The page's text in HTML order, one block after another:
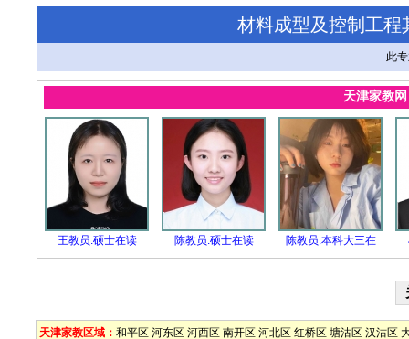
材料成型及控制工程
此
天津家教
王教员.硕士在读 陈教员.硕士在读 陈教员.本科大三在
天津家教区域： 和平区 河东区 河西区 南开区 河北区 红桥区 塘沽区 汉沽区